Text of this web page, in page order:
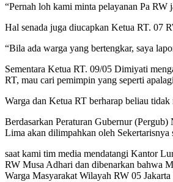
“Pernah loh kami minta pelayanan Pa
Hal senada juga diucapkan Ketua RT. 07
“Bila ada warga yang bertengkar, saya
Sementara Ketua RT. 09/05 Dimiyati
RT, mau cari pemimpin yang seperti
Warga dan Ketua RT berharap beliau
Berdasarkan Peraturan Gubernur
Lima akan dilimpahkan oleh Sekertarisnya
saat kami tim media mendatangi Kantor
RW Musa Adhari dan dibenarkan bahwa
Warga Masyarakat Wilayah RW 05 Jakarta